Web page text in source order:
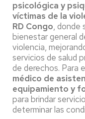
psicológica y
víctimas de la
RD Congo, donde
bienestar general
violencia,
servicios de salud
de derechos. Para
médico de
equipamiento y
para brindar
determinar las